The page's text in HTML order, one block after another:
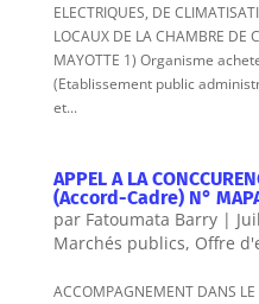
ELECTRIQUES, DE
LOCAUX DE LA CHAMBRE DE
MAYOTTE 1) Organisme
(Etablissement public
et...
APPEL A LA
(Accord-Cadre) N°
par Fatoumata Barry|
Marchés publics, Offre
ACCOMPAGNEMENT DANS